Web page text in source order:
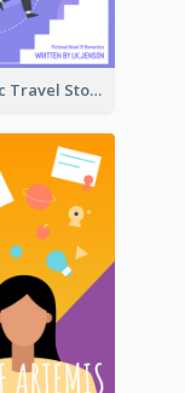
Romantic Travel Story Book Cover